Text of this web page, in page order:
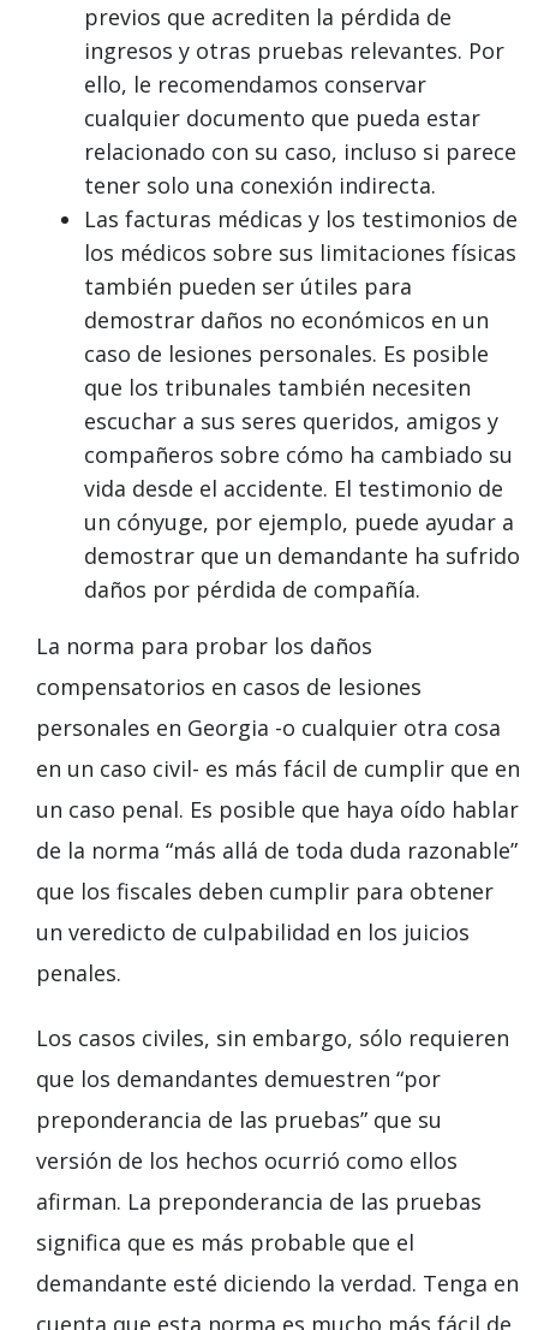
previos que acrediten la pérdida de
ingresos y otras pruebas relevantes. Por
ello, le recomendamos conservar
cualquier documento que pueda estar
relacionado con su caso, incluso si parece
tener solo una conexión indirecta.
Las facturas médicas y los testimonios de
los médicos sobre sus limitaciones físicas
también pueden ser útiles para
demostrar daños no económicos en un
caso de lesiones personales. Es posible
que los tribunales también necesiten
escuchar a sus seres queridos, amigos y
compañeros sobre cómo ha cambiado su
vida desde el accidente. El testimonio de
un cónyuge, por ejemplo, puede ayudar a
demostrar que un demandante ha sufrido
daños por pérdida de compañía.
La norma para probar los daños
compensatorios en casos de lesiones
personales en Georgia -o cualquier otra cosa
en un caso civil- es más fácil de cumplir que en
un caso penal. Es posible que haya oído hablar
de la norma “más allá de toda duda razonable”
que los fiscales deben cumplir para obtener
un veredicto de culpabilidad en los juicios
penales.
Los casos civiles, sin embargo, sólo requieren
que los demandantes demuestren “por
preponderancia de las pruebas” que su
versión de los hechos ocurrió como ellos
afirman. La preponderancia de las pruebas
significa que es más probable que el
demandante esté diciendo la verdad. Tenga en
cuenta que esta norma es mucho más fácil de